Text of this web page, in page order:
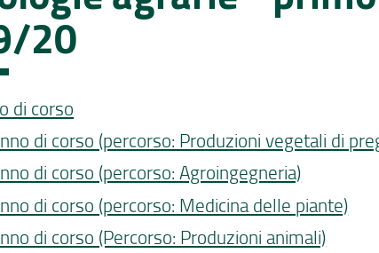
20
di corso
di corso (percorso: Produzioni vegetali di
di corso (percorso: Agroingegneria)
di corso (percorso: Medicina delle piante)
di corso (Percorso: Produzioni animali)